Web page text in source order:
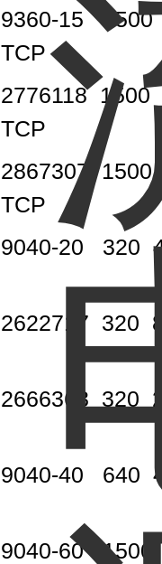
9360-15
1500
TCP
2776118 1500
TCP
2867307
1500
TCP
9040-20
320
2622717 320
2666363 320
9040-40 640
9040-60
1500